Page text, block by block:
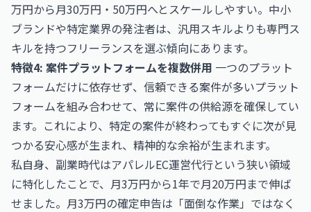
万円から月30万円・50万円へとスケールしやすい。中小
ブランドや特定業界の発注者は、汎用スキルよりも専門ス
キルを持つフリーランスを選ぶ傾向にあります。
特徴4: 案件プラットフォームを複数併用 一つのプラット
フォームだけに依存せず、信頼できる案件が多いプラット
フォームを組み合わせて、常に案件の供給源を確保してい
ます。これにより、特定の案件が終わってもすぐに次が見
つかる安心感が生まれ、精神的な余裕が生まれます。
私自身、副業時代はアパレルEC運営代行という狭い領域
に特化したことで、月3万円から1年で月20万円まで伸ば
せました。月3万円の確定申告は「面倒な作業」ではなく